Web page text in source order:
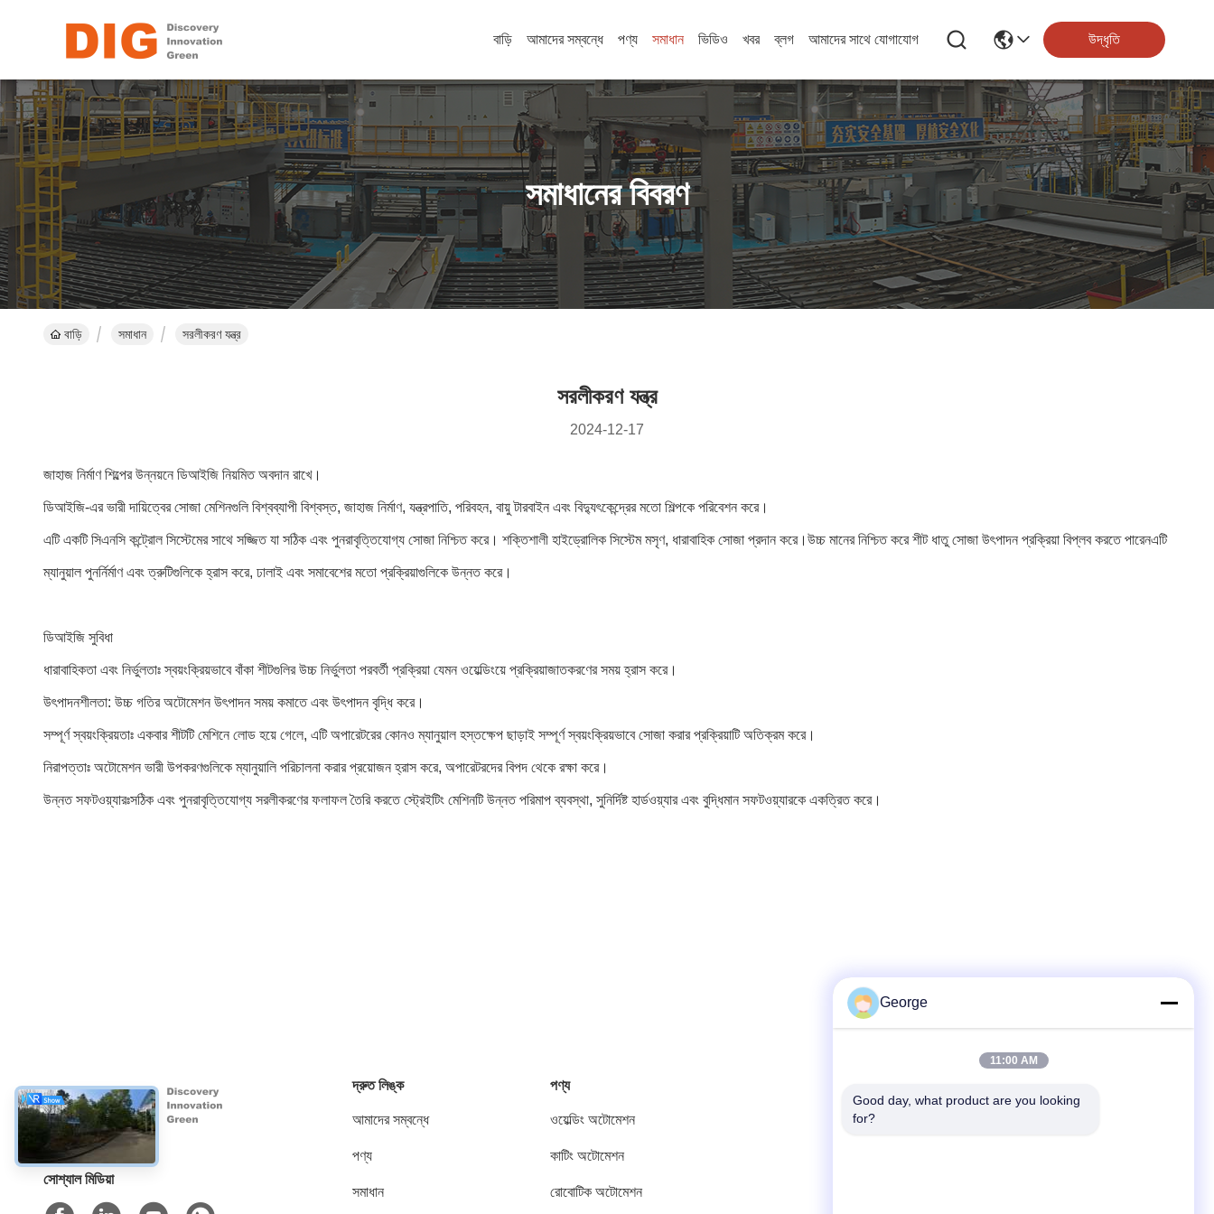
বাড়ি আমাদের সম্বন্ধে পণ্য সমাধান ভিডিও খবর ব্লগ আমাদের সাথে যোগাযোগ উদ্ধৃতি
সমাধানের বিবরণ
বাড়ি সমাধান সরলীকরণ যন্ত্র
সরলীকরণ যন্ত্র
2024-12-17
জাহাজ নির্মাণ শিল্পের উন্নয়নে ডিআইজি নিয়মিত অবদান রাখে।
ডিআইজি-এর ভারী দায়িত্বের সোজা মেশিনগুলি বিশ্বব্যাপী বিশ্বস্ত, জাহাজ নির্মাণ, যন্ত্রপাতি, পরিবহন, বায়ু টারবাইন এবং বিদ্যুৎকেন্দ্রের মতো শিল্পকে পরিবেশন করে।
এটি একটি সিএনসি কন্ট্রোল সিস্টেমের সাথে সজ্জিত যা সঠিক এবং পুনরাবৃত্তিযোগ্য সোজা নিশ্চিত করে। শক্তিশালী হাইড্রোলিক সিস্টেম মসৃণ, ধারাবাহিক সোজা প্রদান করে।উচ্চ মানের নিশ্চিত করে শীট ধাতু সোজা উৎপাদন প্রক্রিয়া বিপ্লব করতে পারেনএটি
ম্যানুয়াল পুনর্নির্মাণ এবং ত্রুটিগুলিকে হ্রাস করে, ঢালাই এবং সমাবেশের মতো প্রক্রিয়াগুলিকে উন্নত করে।
ডিআইজি সুবিধা
ধারাবাহিকতা এবং নির্ভুলতাঃ স্বয়ংক্রিয়ভাবে বাঁকা শীটগুলির উচ্চ নির্ভুলতা পরবর্তী প্রক্রিয়া যেমন ওয়েল্ডিংয়ে প্রক্রিয়াজাতকরণের সময় হ্রাস করে।
উৎপাদনশীলতা: উচ্চ গতির অটোমেশন উৎপাদন সময় কমাতে এবং উৎপাদন বৃদ্ধি করে।
সম্পূর্ণ স্বয়ংক্রিয়তাঃ একবার শীটটি মেশিনে লোড হয়ে গেলে, এটি অপারেটরের কোনও ম্যানুয়াল হস্তক্ষেপ ছাড়াই সম্পূর্ণ স্বয়ংক্রিয়ভাবে সোজা করার প্রক্রিয়াটি অতিক্রম করে।
নিরাপত্তাঃ অটোমেশন ভারী উপকরণগুলিকে ম্যানুয়ালি পরিচালনা করার প্রয়োজন হ্রাস করে, অপারেটরদের বিপদ থেকে রক্ষা করে।
উন্নত সফটওয়্যারঃসঠিক এবং পুনরাবৃত্তিযোগ্য সরলীকরণের ফলাফল তৈরি করতে স্ট্রেইটিং মেশিনটি উন্নত পরিমাপ ব্যবস্থা, সুনির্দিষ্ট হার্ডওয়্যার এবং বুদ্ধিমান সফটওয়্যারকে একত্রিত করে।
সোশ্যাল মিডিয়া
দ্রুত লিঙ্ক
আমাদের সম্বন্ধে
পণ্য
সমাধান
পণ্য
ওয়েল্ডিং অটোমেশন
কাটিং অটোমেশন
রোবোটিক অটোমেশন
George
11:00 AM
Good day, what product are you looking
for?